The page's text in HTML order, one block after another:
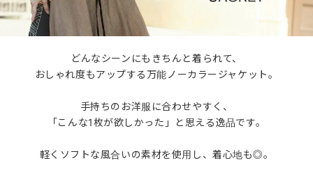
どんなシーンにもきちんと着られて、
おしゃれ度もアップする万能ノーカラージャケット。
手持ちのお洋服に合わせやすく、
「こんな1枚が欲しかった」と思える逸品です。
軽くソフトな風合いの素材を使用し、着心地も◎。